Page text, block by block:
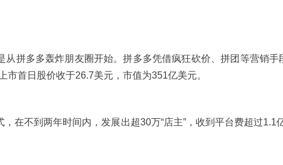
从拼多多轰炸朋友圈开始。拼多多凭借疯狂砍价、拼团等营销
市首日股价收于26.7美元，市值为351亿美元。
，在不到两年时间内，发展出超30万“店主”，收到平台费超过